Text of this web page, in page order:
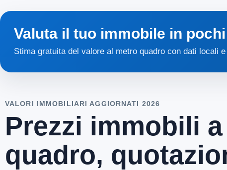
Valuta il tuo immobile in
Stima gratuita del valore al metro quadro con dati locali
VALORI IMMOBILIARI AGGIORNATI 2026
Prezzi immobili
quadro,